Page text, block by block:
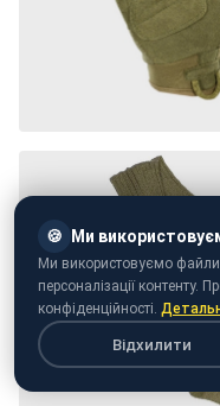
🍪 Ми
Ми використовуємо файли
персоналізації контенту.
конфіденційності.
Відхилити